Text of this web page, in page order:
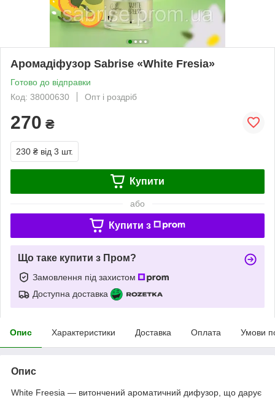
Аромадіфузор Sabrise «White Fresia»
Готово до відправки
Код: 38000630
Опт і роздріб
270 ₴
230 ₴ від 3 шт.
Купити
або
Купити з
Що таке купити з Пром?
Замовлення під захистом
Доступна доставка
Опис Характеристики Доставка Оплата Умови
Опис
White Freesia — витончений ароматичний дифузор, що дарує